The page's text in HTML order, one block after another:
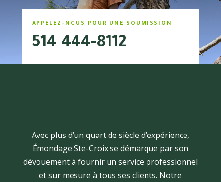
APPELEZ-NOUS POUR UNE SOUMISSION
514 444-8112
Avec plus d’un quart de siècle d’expérience,
Émondage Ste-Croix se démarque par son
dévouement à fournir un service professionnel
et sur mesure à tous ses clients. Notre